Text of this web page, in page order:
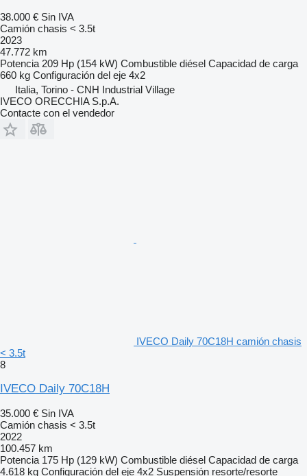
38.000 € Sin IVA
Camión chasis < 3.5t
2023
47.772 km
Potencia 209 Hp (154 kW) Combustible diésel Capacidad de carga
660 kg Configuración del eje 4x2
Italia, Torino - CNH Industrial Village
IVECO ORECCHIA S.p.A.
Contacte con el vendedor
IVECO Daily 70C18H camión chasis
< 3.5t
8
IVECO Daily 70C18H
35.000 € Sin IVA
Camión chasis < 3.5t
2022
100.457 km
Potencia 175 Hp (129 kW) Combustible diésel Capacidad de carga
4.618 kg Configuración del eje 4x2 Suspensión resorte/resorte